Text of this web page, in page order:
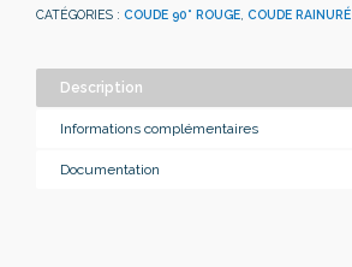
CATÉGORIES : COUDE 90° ROUGE COUDE RAINURÉ
Description
Informations complémentaires
Documentation